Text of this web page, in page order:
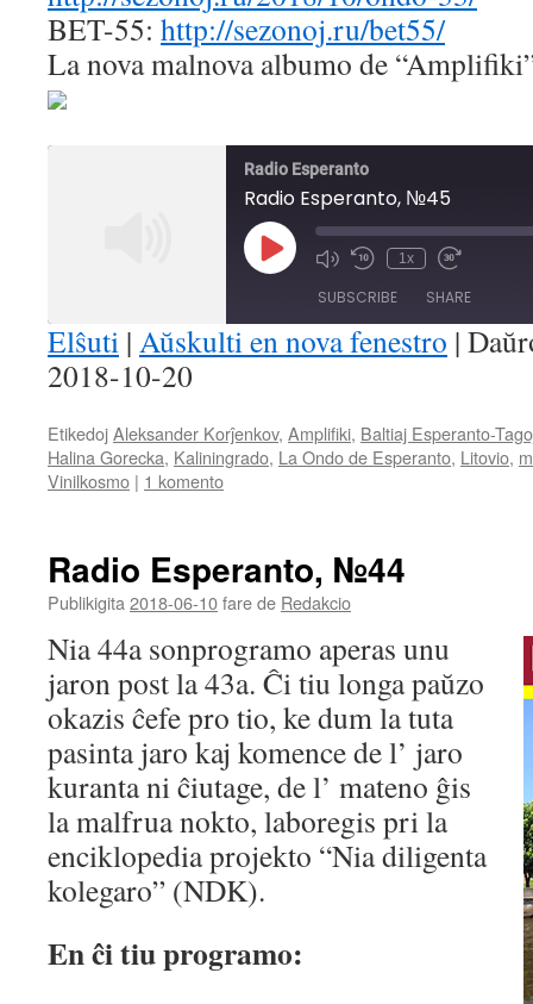
BET-55: http://sezonoj.ru/bet55/
La nova malnova albumo de
Radio Esperanto
Radio Esperanto, №45
Play
Episode Mute/Unmute
Rewind
Seconds
1x
Fast
30
seconds
SUBSCRIBE SHARE
SHARE
LINK
EMBED
Elŝuti | Aŭskulti en nova fenestro |
2018-10-20
EtikedojAleksander Korĵenkov, Amplifiki, Baltiaj Esperanto-
Halina Gorecka, Kaliningrado, La Ondo de Esperanto, Litovio,
Vinilkosmo | 1 komento
Radio Esperanto, №44
Publikigita 2018-06-10fare de Redakcio
Nia 44a sonprogramo aperas unu
jaron post la 43a. Ĉi tiu longa paŭzo
okazis ĉefe pro tio, ke dum la tuta
pasinta jaro kaj komence de l’ jaro
kuranta ni ĉiutage, de l’ mateno ĝis
la malfrua nokto, laboregis pri la
enciklopedia projekto “Nia diligenta
kolegaro” (NDK).
En ĉi tiu programo: